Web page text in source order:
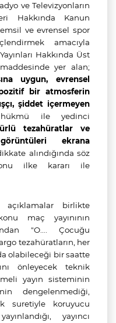
ve Televizyonların
Hakkında Kanun
ve evrensel spor
amacıyla
Hakkında Üst
yer alan;
uygun, evrensel
bir atmosferin
şiddet içermeyen
ile yedinci
tezahüratlar ve
ekrana
alındığında söz
ilke kararı ile
açıklamalar birlikte
maç yayınının
"O…. Çocuğu
tezahüratların, her
olabileceği bir saatte
önleyecek teknik
yayın sisteminin
dengelenmediği,
suretiyle koruyucu
yayıncı